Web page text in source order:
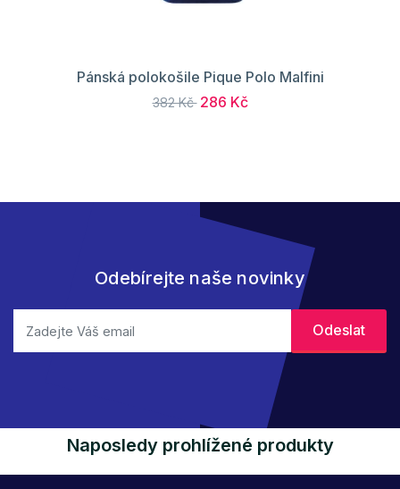
Pánská polokošile Pique Polo Malfini
382 Kč 286 Kč
Odebírejte naše novinky
Naposledy prohlížené produkty